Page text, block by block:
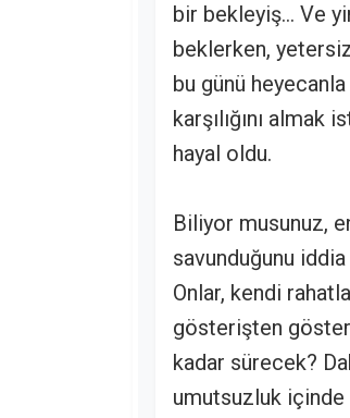
bir bekleyiş… Ve
beklerken,
bu günü
karşılığını
hayal oldu.
Biliyor musunuz,
savunduğunu
Onlar, kendi
gösterişten
kadar sürecek?
umutsuzluk içinde